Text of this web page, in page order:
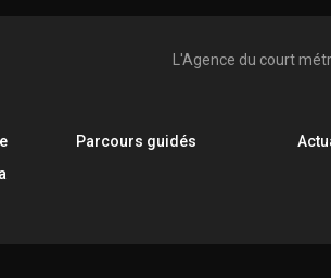
L'Agence du court
Parcours guidés